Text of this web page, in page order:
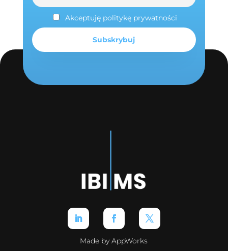
Akceptuję politykę prywatności
Made by AppWorks